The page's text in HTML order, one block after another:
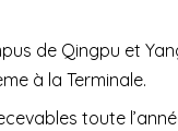
de Qingpu et
à la Terminale.
toute